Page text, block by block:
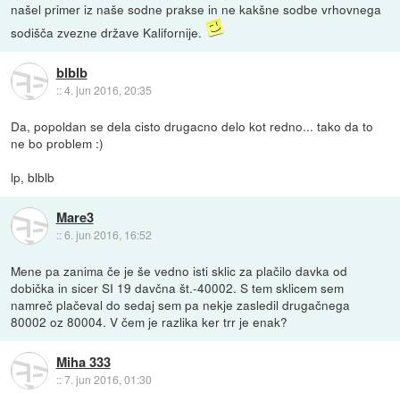
našel primer iz naše sodne prakse in ne kakšne sodbe vrhovnega
sodišča zvezne države Kalifornije.
blblb
::4. jun 2016, 20:35
Da, popoldan se dela cisto drugacno delo kot redno... tako da to
ne bo problem :)
lp, blblb
Mare3
::6. jun 2016, 16:52
Mene pa zanima če je še vedno isti sklic za plačilo davka od
dobička in sicer SI 19 davčna št.-40002. S tem sklicem sem
namreč plačeval do sedaj sem pa nekje zasledil drugačnega
80002 oz 80004. V čem je razlika ker trr je enak?
Miha 333
::7. jun 2016, 01:30